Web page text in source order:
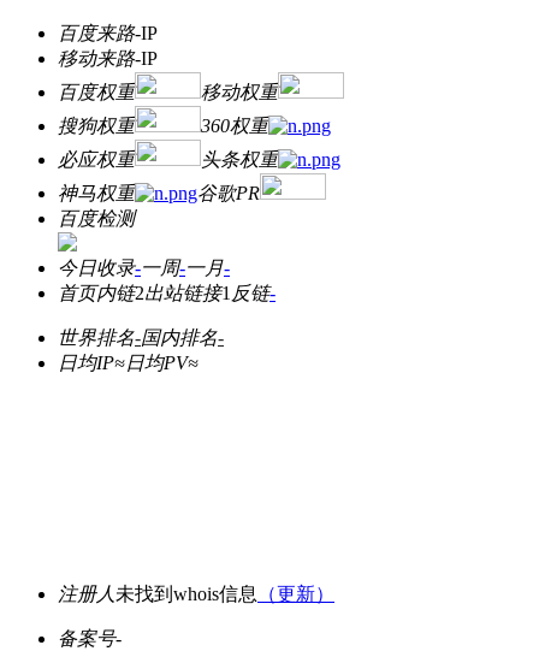
百度来路-IP
移动来路-IP
百度权重
移动权重
搜狗权重
360权重
必应权重
头条权重
神马权重
谷歌PR
百度检测
今日收录-一周-一月-
首页内链2出站链接1 反链-
世界排名-国内排名-
日均IP≈日均PV≈
注册人 未找到whois信息 （更新）
备案号-